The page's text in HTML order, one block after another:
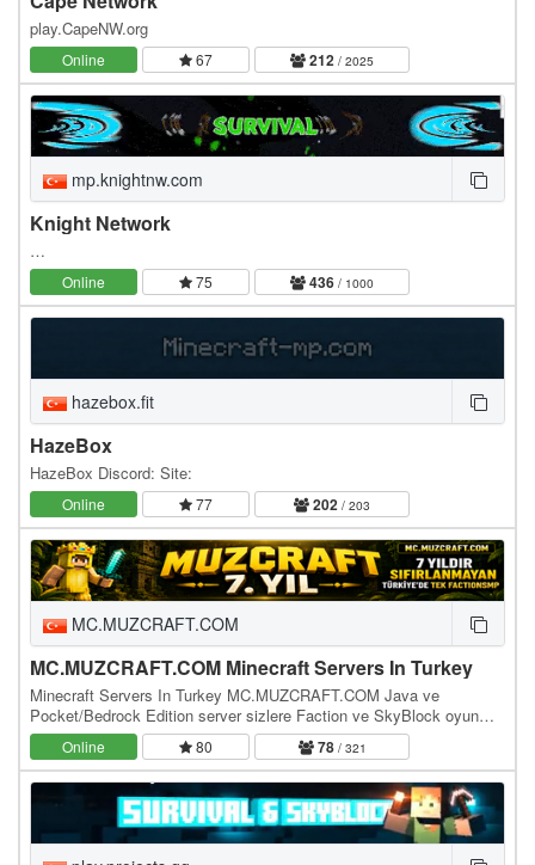
play.CapeNW.org
Online 67 212 / 2025
mp.knightnw.com
Knight Network
…
Online 75 436 / 1000
hazebox.fit
HazeBox
HazeBox Discord: Site:
Online 77 202 / 203
MC.MUZCRAFT.COM
MC.MUZCRAFT.COM Minecraft Servers In Turkey
Minecraft Servers In Turkey MC.MUZCRAFT.COM Java ve
Pocket/Bedrock Edition server sizlere Faction ve SkyBlock oyun
modlarıyla hizmet vermektedir. Bu sunucu Java,…
Online 80 78/ 321